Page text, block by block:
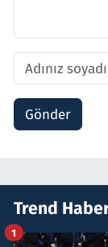
Gönder
Trend
1